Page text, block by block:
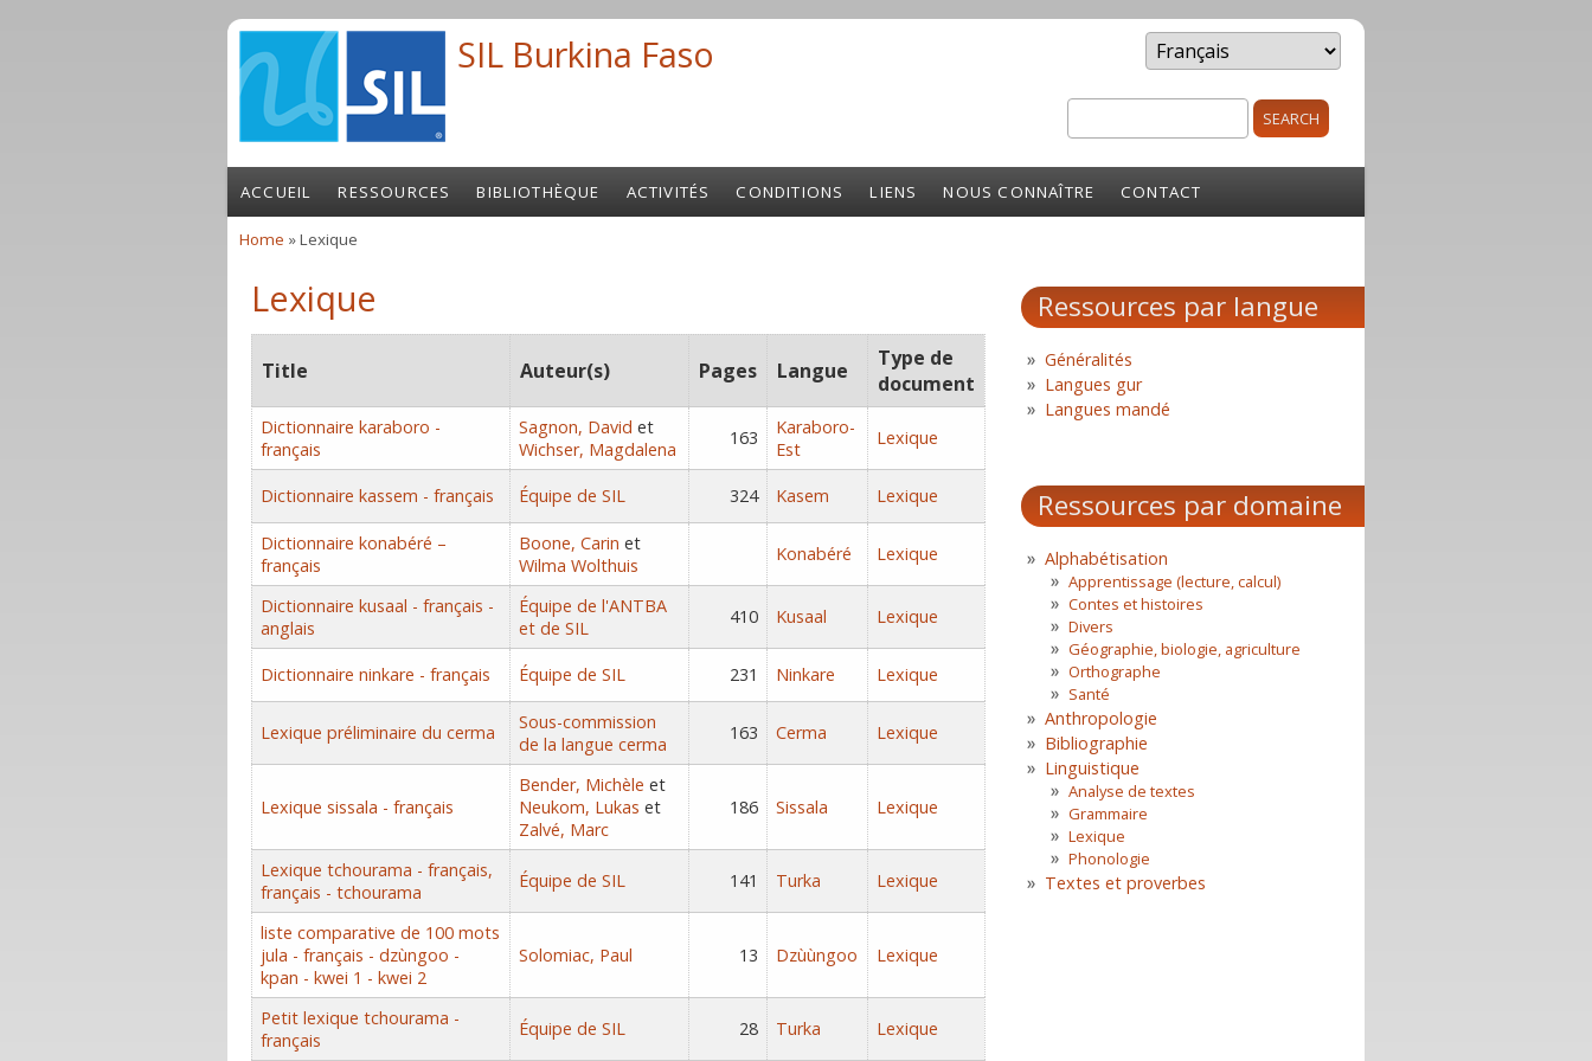
SIL Burkina Faso
Search form
ACCUEIL RESSOURCES BIBLIOTHÈQUE ACTIVITÉS CONDITIONS LIENS NOUS CONNAÎTRE CONTACT
Home » Lexique
Lexique
Title Auteur(s) Pages Langue
Type de
document
Dictionnaire karaboro -
français
Sagnon, David et
Wichser, Magdalena
163
Karaboro-
Est
Lexique
Dictionnaire kassem - français Équipe de SIL 324 Kasem Lexique
Dictionnaire konabéré –
français
Boone, Carin et
Wilma Wolthuis
Konabéré Lexique
Dictionnaire kusaal - français -
anglais
Équipe de l'ANTBA
et de SIL
410 Kusaal Lexique
Dictionnaire ninkare - français Équipe de SIL 231 Ninkare Lexique
Lexique préliminaire du cerma
Sous-commission
de la langue cerma
163 Cerma Lexique
Lexique sissala - français
Bender, Michèle et
Neukom, Lukas et
Zalvé, Marc
186 Sissala Lexique
Lexique tchourama - français,
français - tchourama
Équipe de SIL 141 Turka Lexique
liste comparative de 100 mots
jula - français - dzùngoo -
kpan - kwei 1 - kwei 2
Solomiac, Paul 13 Dzùùngoo Lexique
Petit lexique tchourama -
français
Équipe de SIL 28 Turka Lexique
Ressources par langue
Généralités
Langues gur
Langues mandé
Ressources par domaine
Alphabétisation
Apprentissage (lecture, calcul)
Contes et histoires
Divers
Géographie, biologie, agriculture
Orthographe
Santé
Anthropologie
Bibliographie
Linguistique
Analyse de textes
Grammaire
Lexique
Phonologie
Textes et proverbes